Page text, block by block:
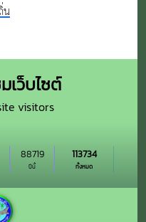
น
เว็บไซต์
visitors
ปีนี้
88719
ทั้งหมด
113734